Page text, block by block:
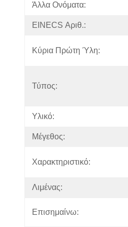
Άλλα Ονόματα:
EINECS Αριθ.:
Κύρια Πρώτη Ύλη:
Τύπος:
Υλικό:
Μέγεθος:
Χαρακτηριστικό:
Λιμένας:
Επισημαίνω: